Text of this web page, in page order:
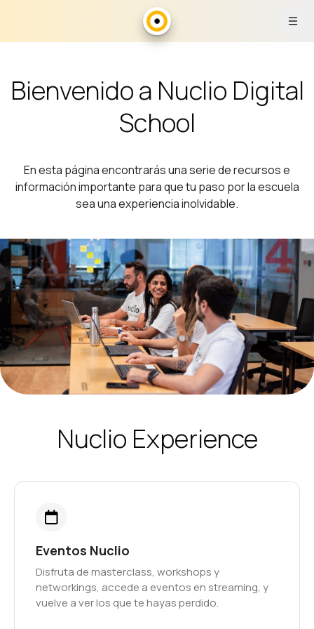
Bienvenido a Nuclio Digital
School
En esta página encontrarás una serie de recursos e
información importante para que tu paso por la escuela
sea una experiencia inolvidable.
Nuclio Experience
Eventos Nuclio
Disfruta de masterclass, workshops y
networkings, accede a eventos en streaming, y
vuelve a ver los que te hayas perdido.